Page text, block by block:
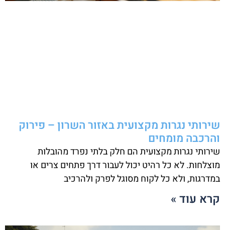
שירותי נגרות מקצועית באזור השרון – פירוק
והרכבה מומחים
שירותי נגרות מקצועית הם חלק בלתי נפרד מהובלות
מוצלחות. לא כל רהיט יכול לעבור דרך פתחים צרים או
במדרגות, ולא כל לקוח מסוגל לפרק ולהרכיב
קרא עוד »